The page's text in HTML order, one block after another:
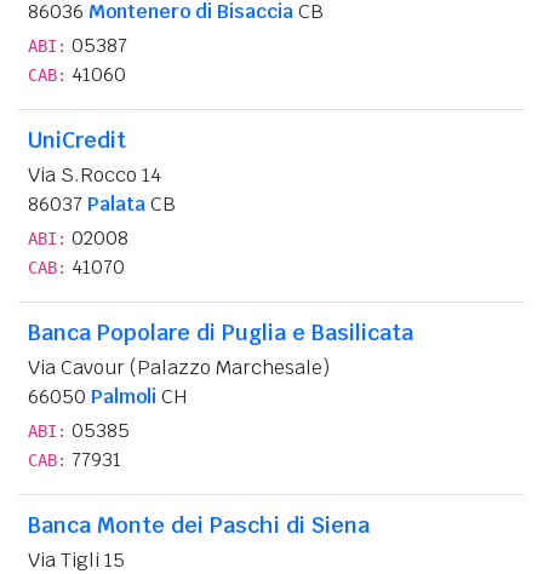
86036 Montenero di BisacciaCB
ABI: 05387
CAB: 41060
UniCredit
Via S.Rocco 14
86037 PalataCB
ABI: 02008
CAB: 41070
Banca Popolare di Puglia e Basilicata
Via Cavour (Palazzo Marchesale)
66050 Palmoli CH
ABI: 05385
CAB: 77931
Banca Monte dei Paschi di Siena
Via Tigli 15